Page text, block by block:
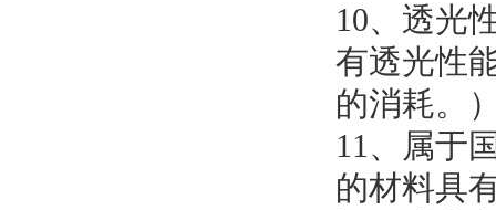
10、透光
有透光性
的消耗。
11、属于
的材料具